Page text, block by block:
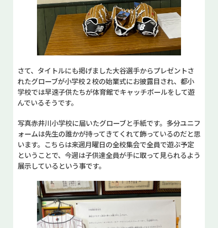
さて、タイトルにも掲げました大谷選手からプレゼントさ
れたグローブが小学校２校の始業式にお披露目され、都小
学校では早速子供たちが体育館でキャッチボールをして遊
んでいるそうです。
写真赤井川小学校に届いたグローブと手紙です。多分ユニフ
ォームは先生の誰かが持ってきてくれて飾っているのだと思
います。こちらは来週月曜日の全校集会で全員で遊ぶ予定
ということで、今週は子供達全員が手に取って見られるよう
展示しているという事です。